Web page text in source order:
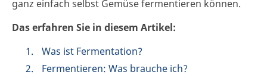
ganz einfach selbst Gemüse fermentieren können.
Das erfahren Sie in diesem Artikel:
Was ist Fermentation?
Fermentieren: Was brauche ich?